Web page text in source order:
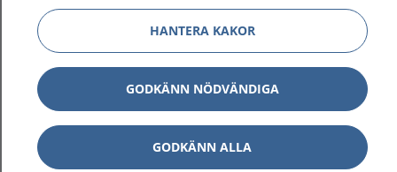
HANTERA KAKOR
GODKÄNN NÖDVÄNDIGA
GODKÄNN ALLA